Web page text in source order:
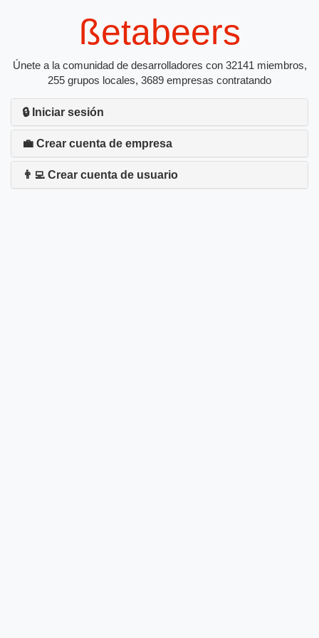
ßetabeers
Únete a la comunidad de desarrolladores con 32141 miembros,
255 grupos locales, 3689 empresas contratando
🔒 Iniciar sesión
💼 Crear cuenta de empresa
👨‍💻 Crear cuenta de usuario